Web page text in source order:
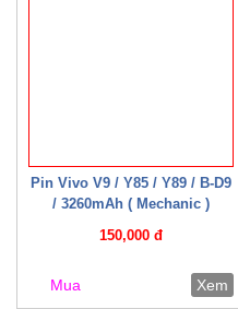
Pin Vivo V9 / Y85 / Y89 / B-D9
/ 3260mAh ( Mechanic )
150,000 đ
Mua Xem